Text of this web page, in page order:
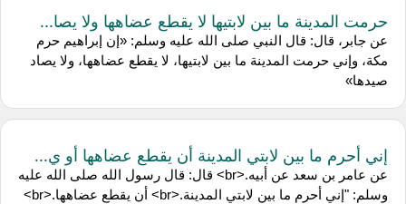
حرمت المدينة ما بين لابتيها لا يقطع عضاهها ولا يصا...
عن جابر، قال: قال النبي صلى الله عليه وسلم: «إن إبراهيم حرم
مكة، وإني حرمت المدينة ما بين لابتيها، لا يقطع عضاهها، ولا يصاد
صيدها»
إني أحرم ما بين لابتي المدينة أن يقطع عضاهها أو ي...
عن عامر بن سعد عن أبيه.<br> قال: قال رسول الله صلى الله عليه
وسلم: "إني أحرم ما بين لابتي المدينة.<br> أن يقطع عضاهها.<br>